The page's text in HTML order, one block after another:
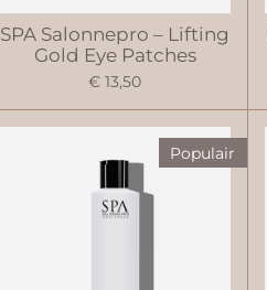
SPA Salonnepro – Lifting
Gold Eye Patches
€ 13,50
Populair